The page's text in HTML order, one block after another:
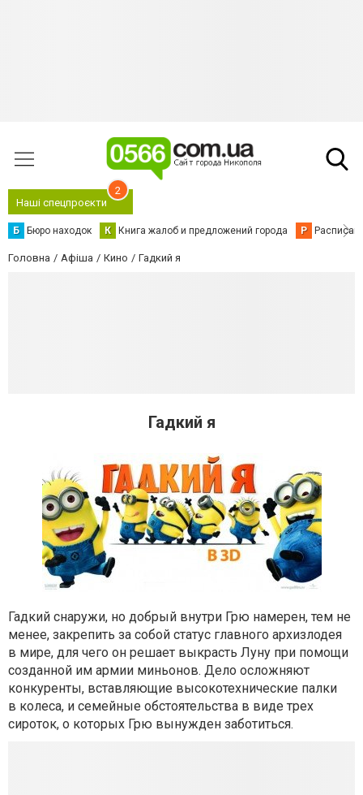
Наші спецпроєкти
2
Б Бюро находок К Книга жалоб и предложений города Р
Головна Афіша Кино Гадкий я
Гадкий я
Гадкий снаружи, но добрый внутри Грю намерен, тем не
менее, закрепить за собой статус главного архизлодея
в мире, для чего он решает выкрасть Луну при помощи
созданной им армии миньонов. Дело осложняют
конкуренты, вставляющие высокотехнические палки
в колеса, и семейные обстоятельства в виде трех
сироток, о которых Грю вынужден заботиться.